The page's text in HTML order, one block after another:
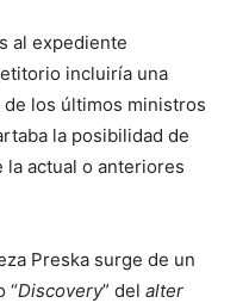
al expediente
incluiría una
los últimos ministros
la posibilidad de
actual o anteriores
Preska surge de un
“Discovery” del alter